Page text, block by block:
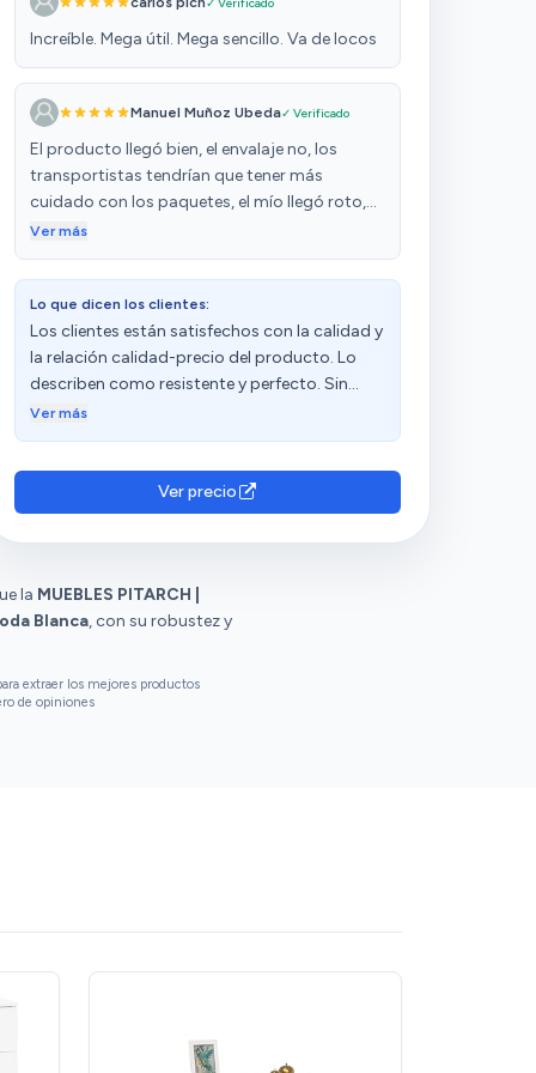
Increíble. Mega útil. Mega sencillo. Va de locos
Manuel Muñoz Ubeda✓ Verificado
El producto llegó bien, el envalaje no, los
transportistas tendrían que tener más
cuidado con los paquetes, el mío llegó roto,
muy buena calidad el comodín y el montaje
Ver más
Lo que dicen los clientes:
Los clientes están satisfechos con la calidad y
la relación calidad-precio del producto. Lo
describen como resistente y perfecto. Sin
embargo, tienen opiniones diversas sobre el
Ver más
Ver precio
la MUEBLES PITARCH |
Blanca, con su robustez y
extraer los mejores productos
de opiniones